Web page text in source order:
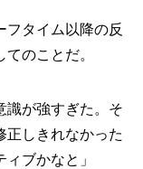
タイム以降の反
のことだ。
識が強すぎた。そ
正しきれなかった
ブかなと」